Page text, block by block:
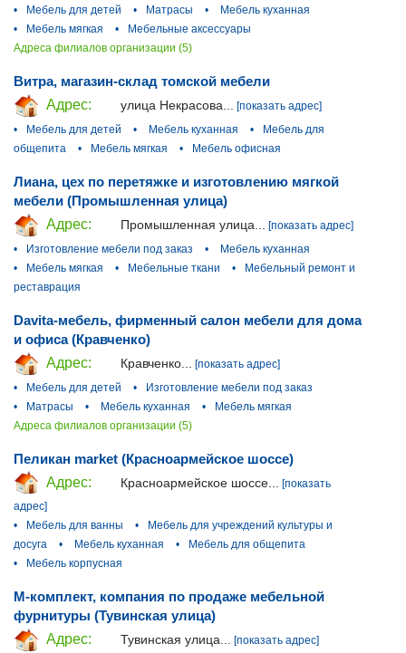
•
Мебель для детей • Матрасы •
Мебель куханная
•
Мебель мягкая •
Мебельные аксессуары
Адреса филиалов организации (5)
Витра, магазин-склад томской мебели
Адрес:
улица Некрасова... [показать адрес]
•
Мебель для детей • Мебель куханная •
Мебель для
общепита
• Мебель мягкая • Мебель офисная
Лиана, цех по перетяжке и изготовлению мягкой
мебели (Промышленная улица)
Адрес:
Промышленная улица...
[показать адрес]
•
Изготовление мебели под заказ •
Мебель куханная
•
Мебель мягкая • Мебельные ткани •
Мебельный ремонт и
реставрация
Davita-мебель, фирменный салон мебели для дома
и офиса (Кравченко)
Адрес:
Кравченко...
[показать адрес]
•
Мебель для детей •
Изготовление мебели под заказ
•
Матрасы • Мебель куханная •
Мебель мягкая
Адреса филиалов организации (5)
Пеликан market (Красноармейское шоссе)
Адрес:
Красноармейское шоссе...
[показать
адрес]
•
Мебель для ванны •
Мебель для учреждений культуры и
досуга
• Мебель куханная •
Мебель для общепита
•
Мебель корпусная
М-комплект, компания по продаже мебельной
фурнитуры (Тувинская улица)
Адрес:
Тувинская улица... [показать адрес]